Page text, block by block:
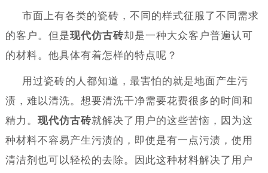
市面上有各类的瓷砖，不同的样式征服了不同需求
的客户。但是现代仿古砖却是一种大众客户普遍认可
的材料。他具体有着怎样的特点呢？
用过瓷砖的人都知道，最害怕的就是地面产生污
渍，难以清洗。想要清洗干净需要花费很多的时间和
精力。 现代仿古砖就解决了用户的这些苦恼，因为这
种材料不容易产生污渍的，即使是有一点污渍，使用
清洁剂也可以轻松的去除。因此这种材料解决了用户